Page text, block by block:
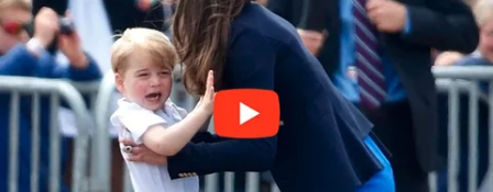
A repercussão nas redes sociais foi imediata
assim que os primeiros detalhes começaram a
vazar. Admiradores do narrador demonstraram
surpresa e questionaram a lógica de uma
possível saída justamente após resultados